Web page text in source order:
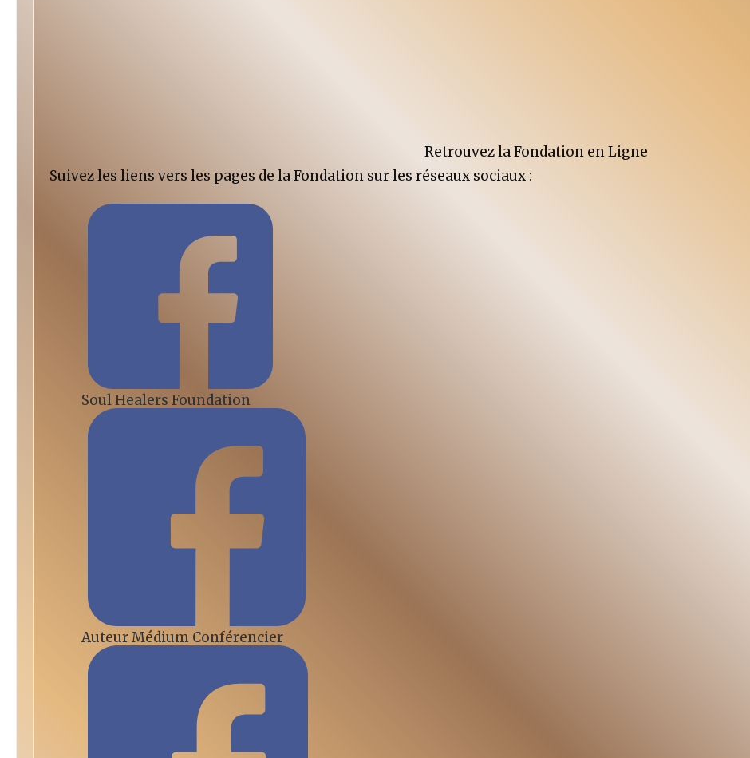
Retrouvez la Fondation en Ligne
Suivez les liens vers les pages de la Fondation sur les réseaux sociaux :
Soul Healers Foundation
Auteur Médium Conférencier